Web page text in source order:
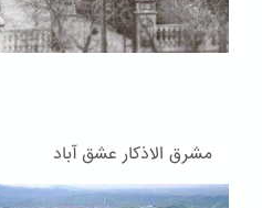
مشرق الاذکار عشق آباد